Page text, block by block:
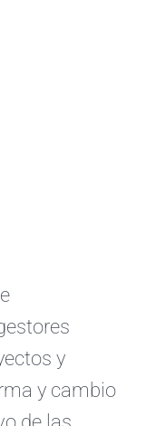
y
y cambio
de las